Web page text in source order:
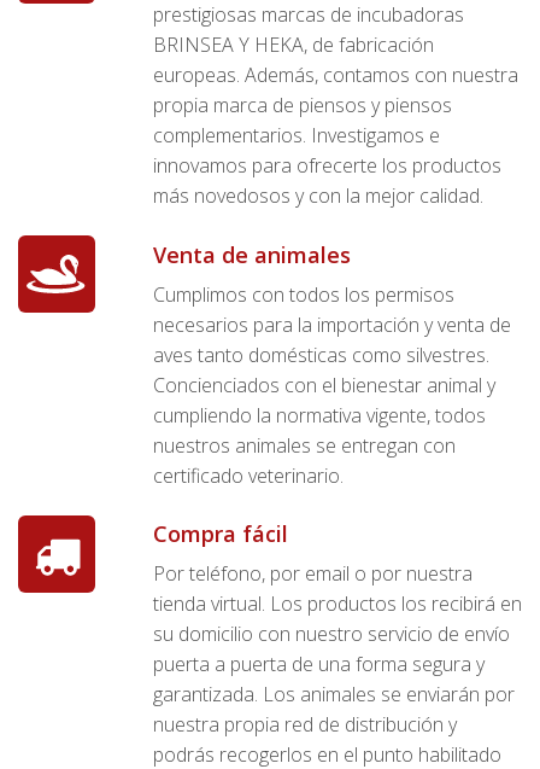
prestigiosas marcas de incubadoras
BRINSEA Y HEKA, de fabricación
europeas. Además, contamos con nuestra
propia marca de piensos y piensos
complementarios. Investigamos e
innovamos para ofrecerte los productos
más novedosos y con la mejor calidad.
Venta de animales
Cumplimos con todos los permisos
necesarios para la importación y venta de
aves tanto domésticas como silvestres.
Concienciados con el bienestar animal y
cumpliendo la normativa vigente, todos
nuestros animales se entregan con
certificado veterinario.
Compra fácil
Por teléfono, por email o por nuestra
tienda virtual. Los productos los recibirá en
su domicilio con nuestro servicio de envío
puerta a puerta de una forma segura y
garantizada. Los animales se enviarán por
nuestra propia red de distribución y
podrás recogerlos en el punto habilitado